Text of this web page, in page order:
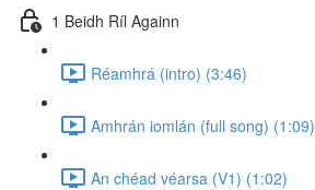
1 Beidh Ríl Againn
Réamhrá (intro) (3:46)
Amhrán iomlán (full song) (1:09)
An chéad véarsa (V1) (1:02)